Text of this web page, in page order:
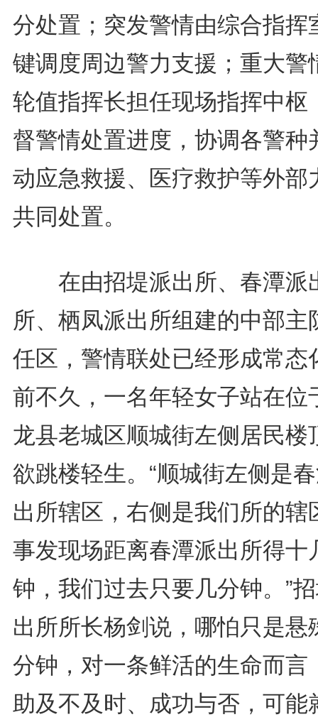
分处置；突发警情由综合指挥
键调度周边警力支援；重大警
轮值指挥长担任现场指挥中枢
督警情处置进度，协调各警种
动应急救援、医疗救护等外部
共同处置。
在由招堤派出所、春潭派
所、栖凤派出所组建的中部主
任区，警情联处已经形成常态
前不久，一名年轻女子站在位
龙县老城区顺城街左侧居民楼
欲跳楼轻生。“顺城街左侧是
出所辖区，右侧是我们所的辖
事发现场距离春潭派出所得十
钟，我们过去只要几分钟。”
出所所长杨剑说，哪怕只是悬
分钟，对一条鲜活的生命而言
助及不及时、成功与否，可能